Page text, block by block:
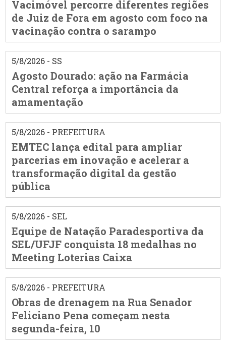
Vacimóvel percorre diferentes regiões
de Juiz de Fora em agosto com foco na
vacinação contra o sarampo
5/8/2026 - SS
Agosto Dourado: ação na Farmácia
Central reforça a importância da
amamentação
5/8/2026 - PREFEITURA
EMTEC lança edital para ampliar
parcerias em inovação e acelerar a
transformação digital da gestão
pública
5/8/2026 - SEL
Equipe de Natação Paradesportiva da
SEL/UFJF conquista 18 medalhas no
Meeting Loterias Caixa
5/8/2026 - PREFEITURA
Obras de drenagem na Rua Senador
Feliciano Pena começam nesta
segunda-feira, 10